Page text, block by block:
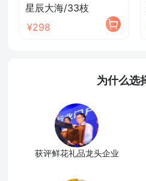
星辰大海/33枝
¥298
为什么选
获评鲜花礼品龙头企业